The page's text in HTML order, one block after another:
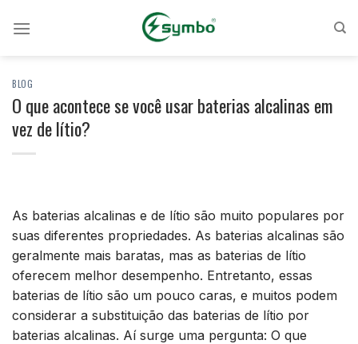
para
BLOG
O que acontece se você usar baterias alcalinas em
vez de lítio?
As baterias alcalinas e de lítio são muito populares por
suas diferentes propriedades. As baterias alcalinas são
geralmente mais baratas, mas as baterias de lítio
oferecem melhor desempenho. Entretanto, essas
baterias de lítio são um pouco caras, e muitos podem
considerar a substituição das baterias de lítio por
baterias alcalinas. Aí surge uma pergunta: O que